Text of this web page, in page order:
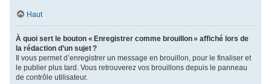
Haut
À quoi sert le bouton « Enregistrer comme brouillon » affiché lors de
la rédaction d’un sujet ?
Il vous permet d’enregistrer un message en brouillon, pour le finaliser et
le publier plus tard. Vous retrouverez vos brouillons depuis le panneau
de contrôle utilisateur.